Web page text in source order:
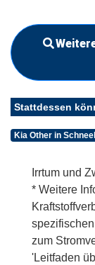
Stattdessen
Kia Other in
Irrtum und
* Weitere
zum
'Leitfaden